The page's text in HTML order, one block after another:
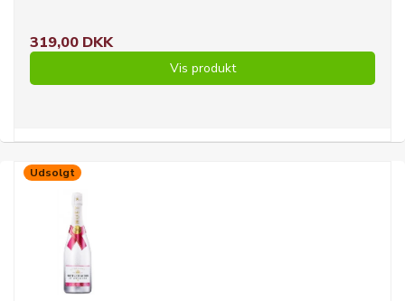
319,00 DKK
Vis produkt
Udsolgt